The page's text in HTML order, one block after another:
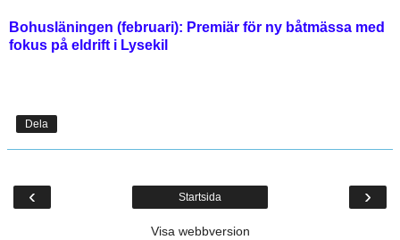
Bohusläningen (februari): Premiär för ny båtmässa med
fokus på eldrift i Lysekil
Dela
‹ ›
Startsida
Visa webbversion